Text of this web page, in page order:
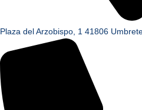
Plaza del Arzobispo, 1 41806